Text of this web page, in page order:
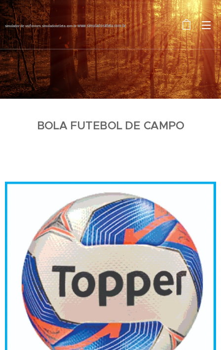
simulador de uniformes: simuladoratleta.com.brwww.simuladoratleta.com.br
BOLA FUTEBOL DE CAMPO